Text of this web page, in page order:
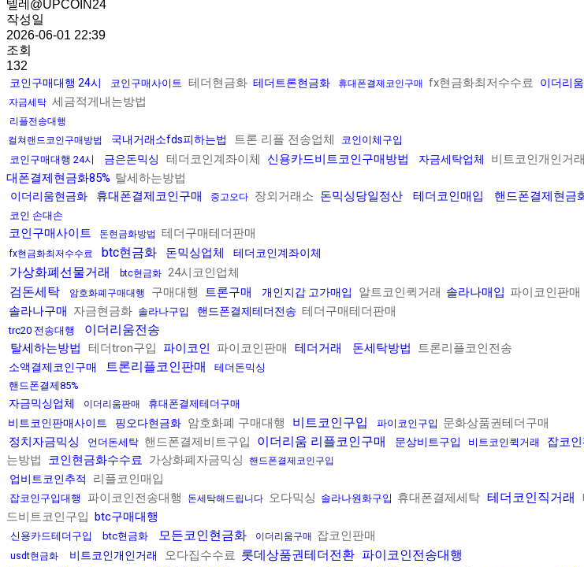
텔레@UPCOIN24
작성일
2026-06-01 22:39
조회
132
코인구매대행 24시 코인구매사이트 테더현금화 테더트론현금화 휴대폰결제코인구매 fx현금화최저수수료 이더리
자금세탁 세금적게내는방법
리플전송대행
컬쳐랜드코인구매방법
국내거래소fds피하는법 트론 리플 전송업체
코인이체구입
코인구매대행 24시
금은돈믹싱 테더코인계좌이체 신용카드비트코인구매방법 자금세탁업체 비트코인개인거래
대폰결제현금화85% 탈세하는방법
이더리움현금화 휴대폰결제코인구매 중고오다 장외거래소 돈믹싱당일정산 테더코인매입 핸드폰결제현금
코인 손대손
코인구매사이트 돈현금화방법 테더구매테더판매
fx현금화최저수수료 btc현금화 돈믹싱업체 테더코인계좌이체
가상화폐선물거래 btc현금화 24시코인업체
검돈세탁 암호화폐구매대행 구매대행 트론구매 개인지갑 고가매입 알트코인퀵거래 솔라나매입 파이코인판매
솔라나구매
자금현금화 솔라나구입 핸드폰결제테더전송 테더구매테더판매
trc20 전송대행 이더리움전송
탈세하는방법 테더tron구입 파이코인 파이코인판매 테더거래 돈세탁방법 트론리플코인전송
소액결제코인구매 트론리플코인판매
테더돈믹싱
핸드폰결제85%
자금믹싱업체 이더리움판매 휴대폰결제테더구매
비트코인판매사이트 핑오다현금화 암호화폐 구매대행 비트코인구입 파이코인구입 문화상품권테더구매
정치자금믹싱
언더돈세탁 핸드폰결제비트구입 이더리움 리플코인구매 문상비트구입 비트코인퀵거래 잡코인
는방법
코인현금화수수료 가상화폐자금믹싱 핸드폰결제코인구입
업비트코인추적 리플코인매입
잡코인구입대행 파이코인전송대행 돈세탁해드립니다 오다믹싱 솔라나원화구입 휴대폰결제세탁 테더코인직거래
드비트코인구입
btc구매대행
신용카드테더구입 btc현금화 모든코인현금화 이더리움구매 잡코인판매
usdt현금화 비트코인개인거래 오다집수수료 롯데상품권테더전환 파이코인전송대행